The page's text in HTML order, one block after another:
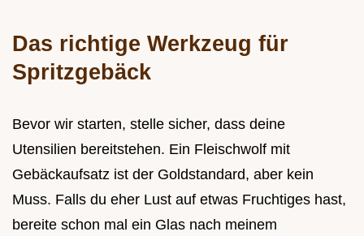
Das richtige Werkzeug für
Spritzgebäck
Bevor wir starten, stelle sicher, dass deine
Utensilien bereitstehen. Ein Fleischwolf mit
Gebäckaufsatz ist der Goldstandard, aber kein
Muss. Falls du eher Lust auf etwas Fruchtiges hast,
bereite schon mal ein Glas nach meinem